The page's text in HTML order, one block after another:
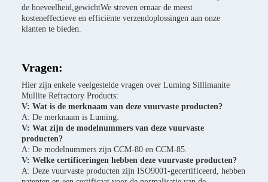
de hoeveelheid,gewichtWe streven ernaar de meest
kosteneffectieve en efficiënte verzendoplossingen aan onze
klanten te bieden.
Vragen:
Hier zijn enkele veelgestelde vragen over Luming Sillimanite
Mullite Refractory Products:
V: Wat is de merknaam van deze vuurvaste producten?
A: De merknaam is Luming.
V: Wat zijn de modelnummers van deze vuurvaste
producten?
A: De modelnummers zijn CCM-80 en CCM-85.
V: Welke certificeringen hebben deze vuurvaste producten?
A: Deze vuurvaste producten zijn ISO9001-gecertificeerd, hebben